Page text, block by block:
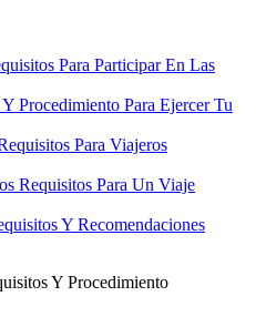
Para Participar En Las
Procedimiento Para Ejercer Tu
Para Viajeros
Requisitos Para Un Viaje
Y Recomendaciones
Y Procedimiento